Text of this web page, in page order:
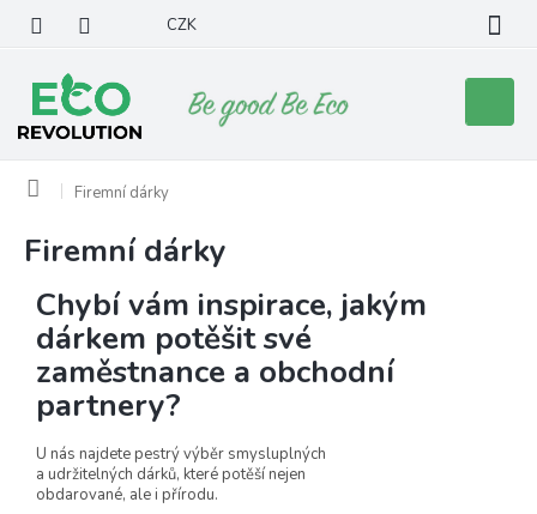
obsah
CZK
košík
Domů Firemní dárky
Firemní dárky
Chybí vám inspirace, jakým
dárkem potěšit své
zaměstnance a obchodní
partnery?
U nás najdete pestrý výběr smysluplných
a udržitelných dárků, které potěší nejen
obdarované, ale i přírodu.